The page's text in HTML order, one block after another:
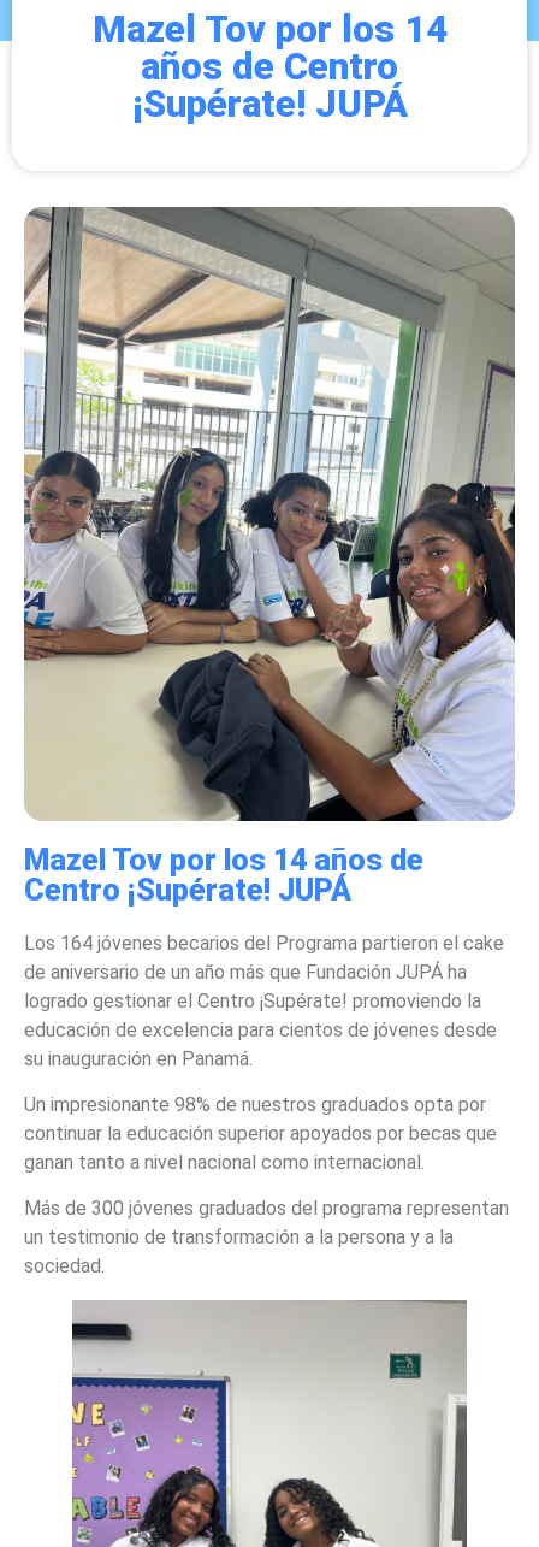
Mazel Tov por los 14
años de Centro
¡Supérate! JUPÁ
Mazel Tov por los 14 años de
Centro ¡Supérate! JUPÁ
Los 164 jóvenes becarios del Programa partieron el cake
de aniversario de un año más que Fundación JUPÁ ha
logrado gestionar el Centro ¡Supérate! promoviendo la
educación de excelencia para cientos de jóvenes desde
su inauguración en Panamá.
Un impresionante 98% de nuestros graduados opta por
continuar la educación superior apoyados por becas que
ganan tanto a nivel nacional como internacional.
Más de 300 jóvenes graduados del programa representan
un testimonio de transformación a la persona y a la
sociedad.